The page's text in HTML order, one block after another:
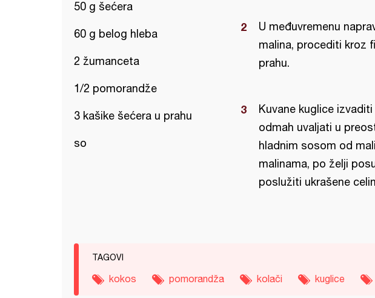
50 g šećera
60 g belog hleba
2 žumanceta
1/2 pomorandže
3 kašike šećera u prahu
so
U međuvremenu
malina, procediti kroz
prahu.
Kuvane kuglice
odmah uvaljati u
hladnim sosom od
malinama, po želji
poslužiti ukrašene
TAGOVI
kokos pomorandža kolači kuglice